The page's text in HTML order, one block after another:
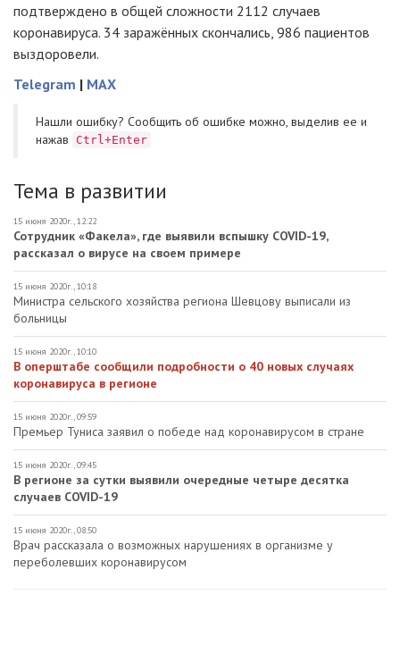
подтверждено в общей сложности 2112 случаев
коронавируса. 34 заражённых скончались, 986 пациентов
выздоровели.
Telegram | MAX
Нашли ошибку? Cообщить об ошибке можно, выделив ее и
нажав
Ctrl+Enter
Тема в развитии
15 июня 2020г., 12:22
Сотрудник «Факела», где выявили вспышку COVID-19,
рассказал о вирусе на своем примере
15 июня 2020г., 10:18
Министра сельского хозяйства региона Шевцову выписали из
больницы
15 июня 2020г., 10:10
В оперштабе сообщили подробности о 40 новых случаях
коронавируса в регионе
15 июня 2020г., 09:59
Премьер Туниса заявил о победе над коронавирусом в стране
15 июня 2020г., 09:45
В регионе за сутки выявили очередные четыре десятка
случаев COVID-19
15 июня 2020г., 08:50
Врач рассказала о возможных нарушениях в организме у
переболевших коронавирусом